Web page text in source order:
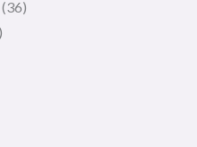
36